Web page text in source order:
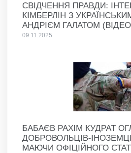
СВІДЧЕННЯ ПРАВДИ:
КІМБЕРЛІН З
АНДРІЄМ ГАЛАТОМ
09.11.2025
БАБАЄВ РАХІМ КУДРАТ
ДОБРОВОЛЬЦІВ-
МАЮЧИ ОФІЦІЙНОГО